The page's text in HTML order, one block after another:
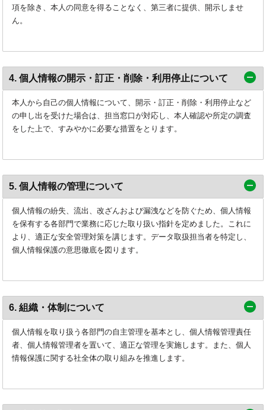
項を除き、本人の同意を得ることなく、第三者に提供、開示しませ
ん。
4. 個人情報の開示・訂正・削除・利用停止について
本人から自己の個人情報について、開示・訂正・削除・利用停止など
の申し出を受けた場合は、担当窓口が対応し、本人確認や所定の調査
をした上で、すみやかに必要な措置をとります。
5. 個人情報の管理について
個人情報の紛失、流出、改ざんおよび漏洩などを防ぐため、個人情報
を保有する各部門で業務に応じた取り扱い指針を定めました。これに
より、適正な安全管理対策を講じます。データ取扱担当者を特定し、
個人情報保護の意思徹底を図ります。
6. 組織・体制について
個人情報を取り扱う各部門の自主管理を基本とし、個人情報管理責任
者、個人情報管理者を置いて、適正な管理を実施します。また、個人
情報保護に関する社全体の取り組みを推進します。